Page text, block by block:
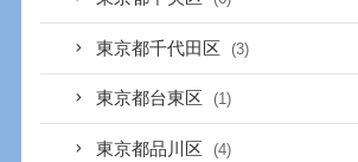
東京都千代田区 (3)
東京都台東区 (1)
東京都品川区 (4)